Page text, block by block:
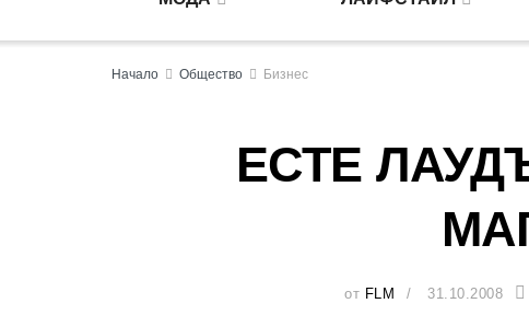
Начало Общество Бизнес
ЕСТЕ
от FLM 31.10.2008